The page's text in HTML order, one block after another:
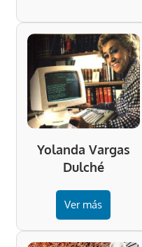
Yolanda Vargas
Dulché
Ver más